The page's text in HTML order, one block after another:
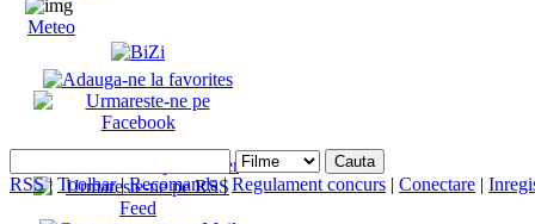
Meteo
RSS| Toolbar|Recomanda|Regulament concurs | Conectare |